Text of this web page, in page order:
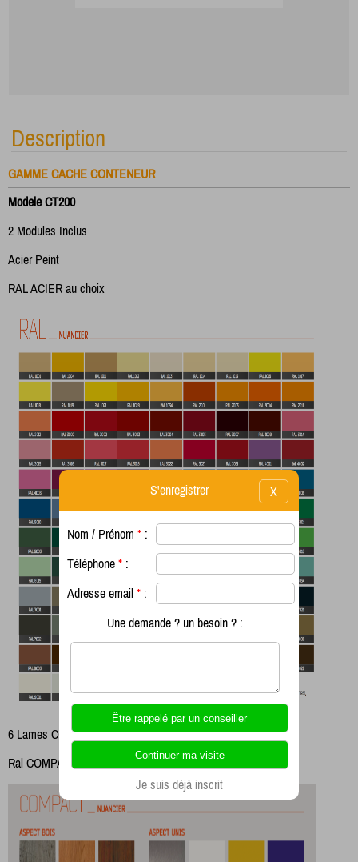
Description
GAMME CACHE CONTENEUR
Modele CT200
2 Modules Inclus
Acier Peint
RAL ACIER au choix
6 Lames COMPACT
Ral COMPACT au choix
X
S'enregistrer
Nom / Prénom * :
Téléphone * :
Adresse email * :
Une demande ? un besoin ? :
Je suis déjà inscrit